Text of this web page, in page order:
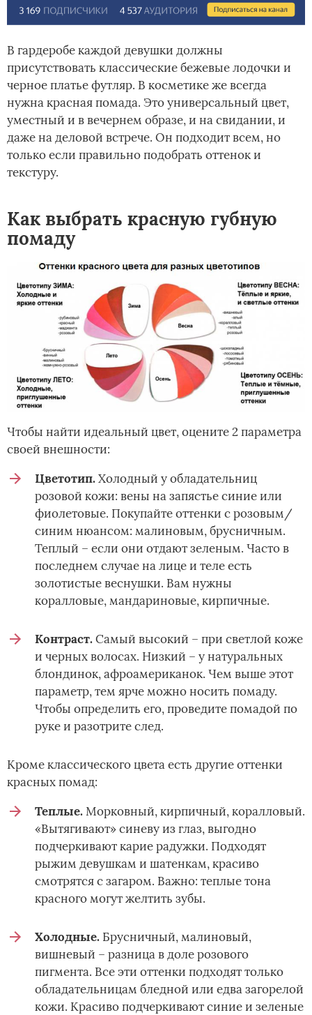
В гардеробе каждой девушки должны
присутствовать классические бежевые лодочки и
черное платье футляр. В косметике же всегда
нужна красная помада. Это универсальный цвет,
уместный и в вечернем образе, и на свидании, и
даже на деловой встрече. Он подходит всем, но
только если правильно подобрать оттенок и
текстуру.
Как выбрать красную губную
помаду
Чтобы найти идеальный цвет, оцените 2 параметра
своей внешности:
Цветотип.Холодный у обладательниц
розовой кожи: вены на запястье синие или
фиолетовые. Покупайте оттенки с розовым/
синим нюансом: малиновым, брусничным.
Теплый – если они отдают зеленым. Часто в
последнем случае на лице и теле есть
золотистые веснушки. Вам нужны
коралловые, мандариновые, кирпичные.
Контраст.Самый высокий – при светлой коже
и черных волосах. Низкий – у натуральных
блондинок, афроамериканок. Чем выше этот
параметр, тем ярче можно носить помаду.
Чтобы определить его, проведите помадой по
руке и разотрите след.
Кроме классического цвета есть другие оттенки
красных помад:
Теплые.Морковный, кирпичный, коралловый.
«Вытягивают» синеву из глаз, выгодно
подчеркивают карие радужки. Подходят
рыжим девушкам и шатенкам, красиво
смотрятся с загаром. Важно: теплые тона
красного могут желтить зубы.
Холодные. Брусничный, малиновый,
вишневый – разница в доле розового
пигмента. Все эти оттенки подходят только
обладательницам бледной или едва загорелой
кожи. Красиво подчеркивают синие и зеленые